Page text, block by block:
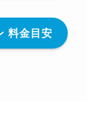
料金目安